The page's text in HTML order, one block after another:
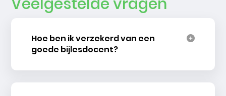
Veelgestelde vragen
Hoe ben ik verzekerd van een
goede bijlesdocent?